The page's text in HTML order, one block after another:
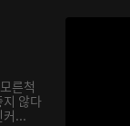
른척
지 않다
커...